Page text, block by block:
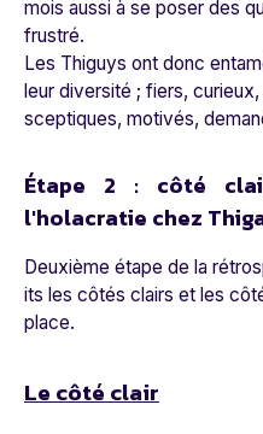
mois aussi à se poser des
frustré.
Les Thiguys ont donc
leur diversité ; fiers,
sceptiques, motivés,
Étape 2 : côté
l'holacratie chez
Deuxième étape de la
its les côtés clairs et les
place.
Le côté clair